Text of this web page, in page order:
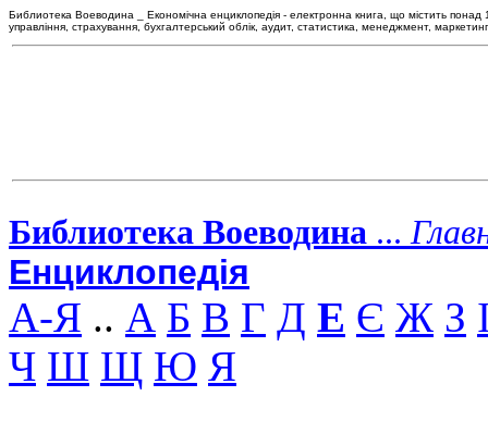
Библиотека Воеводина _ Економічна енциклопедія - електронна книга, що містить понад
управління, страхування, бухгалтерський облік, аудит, статистика, менеджмент, маркетинг
Библиотека Воеводина ...
Енциклопедія
А-Я .. А Б В Г Д Е Є Ж З
Ч Ш Щ Ю Я